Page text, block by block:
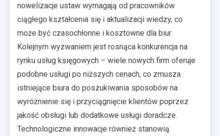
nowelizacje ustaw wymagają od pracowników
ciągłego kształcenia się i aktualizacji wiedzy, co
może być czasochłonne i kosztowne dla biur.
Kolejnym wyzwaniem jest rosnąca konkurencja na
rynku usług księgowych – wiele nowych firm oferuje
podobne usługi po niższych cenach, co zmusza
istniejące biura do poszukiwania sposobów na
wyróżnienie się i przyciągnięcie klientów poprzez
jakość obsługi lub dodatkowe usługi doradcze.
Technologiczne innowacje również stanowią